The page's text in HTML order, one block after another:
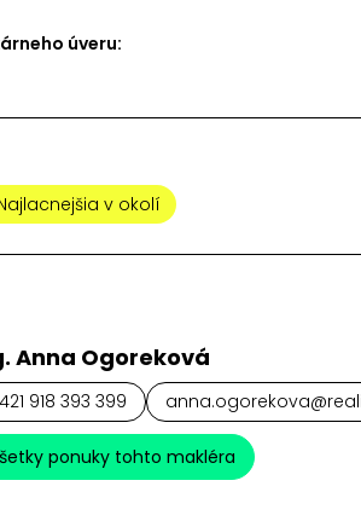
úveru:
v okolí
Anna Ogoreková
918 393 399
ponuky tohto makléra